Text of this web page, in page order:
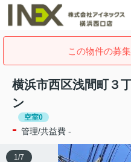
この物件の募
横浜市西区浅間町３
ン
空室0
- 管理/共益費 -
1/7